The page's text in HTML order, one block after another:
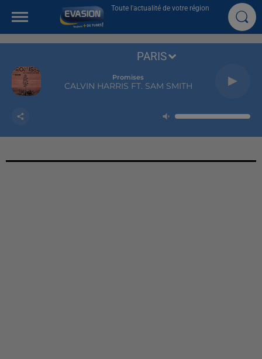
Toute l'actualité de votre région
Promises
CALVIN HARRIS FT. SAM SMITH
PARIS